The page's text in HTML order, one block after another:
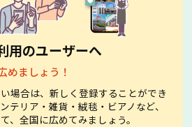
用のユーザーへ
めましょう！
場合は、新しく登録することができ
テリア・雑貨・絨毯・ビアノなど、
、全国に広めてみましょう。